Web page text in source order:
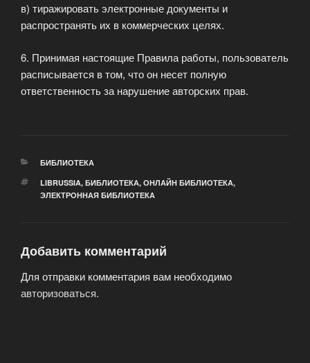
в) тиражировать электронные документы и
распространять их в коммерческих целях.
6. Принимая настоящие Правила работы, пользователь
расписывается в том, что он несет полную
ответственность за нарушение авторских прав.
РУБРИКИ
БИБЛИОТЕКА
МЕТКИ
LIBRUSSIA, БИБЛИОТЕКА, ОНЛАЙН БИБЛИОТЕКА,
ЭЛЕКТРОННАЯ БИБЛИОТЕКА
Добавить комментарий
Для отправки комментария вам необходимо
авторизоваться.